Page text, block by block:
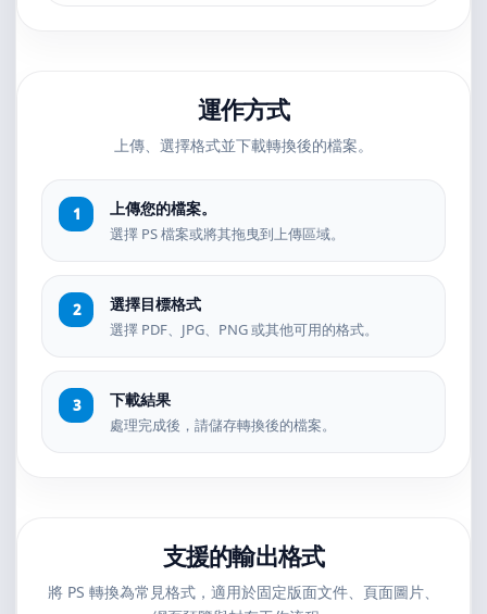
運作方式
上傳、選擇格式並下載轉換後的檔案。
上傳您的檔案。
選擇 PS 檔案或將其拖曳到上傳區域。
選擇目標格式
選擇 PDF、JPG、PNG 或其他可用的格式。
下載結果
處理完成後，請儲存轉換後的檔案。
支援的輸出格式
將 PS 轉換為常見格式，適用於固定版面文件、頁面圖片、